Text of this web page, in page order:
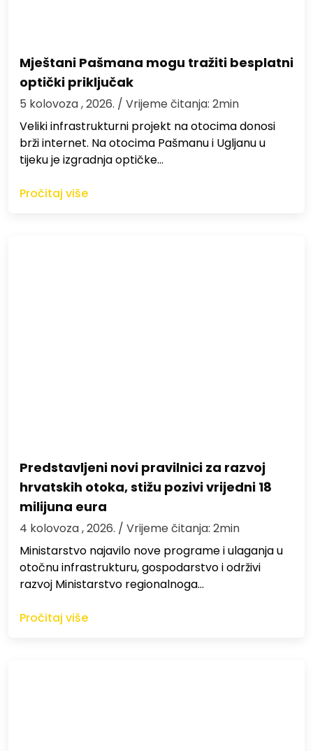
Mještani Pašmana mogu tražiti besplatni
optički priključak
5 kolovoza , 2026. / Vrijeme čitanja: 2min
Veliki infrastrukturni projekt na otocima donosi
brži internet. Na otocima Pašmanu i Ugljanu u
tijeku je izgradnja optičke…
Pročitaj više
Predstavljeni novi pravilnici za razvoj
hrvatskih otoka, stižu pozivi vrijedni 18
milijuna eura
4 kolovoza , 2026. / Vrijeme čitanja: 2min
Ministarstvo najavilo nove programe i ulaganja u
otočnu infrastrukturu, gospodarstvo i održivi
razvoj Ministarstvo regionalnoga…
Pročitaj više